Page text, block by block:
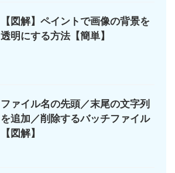
【図解】ペイントで画像の背景を
透明にする方法【簡単】
ファイル名の先頭／末尾の文字列
を追加／削除するバッチファイル
【図解】